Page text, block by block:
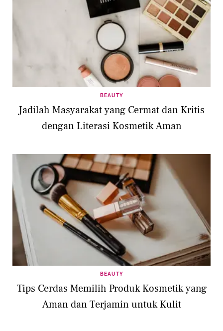
BEAUTY
Jadilah Masyarakat yang Cermat dan Kritis
dengan Literasi Kosmetik Aman
BEAUTY
Tips Cerdas Memilih Produk Kosmetik yang
Aman dan Terjamin untuk Kulit